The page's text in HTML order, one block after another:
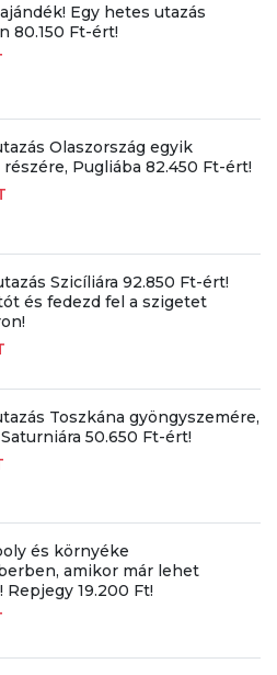
Egy hetes utazás
80.150 Ft-ért!
Olaszország egyik
Pugliába 82.450 Ft-ért!
Szicíliára 92.850 Ft-ért!
és fedezd fel a szigetet
Toszkána gyöngyszemére,
50.650 Ft-ért!
és környéke
amikor már lehet
Repjegy 19.200 Ft!